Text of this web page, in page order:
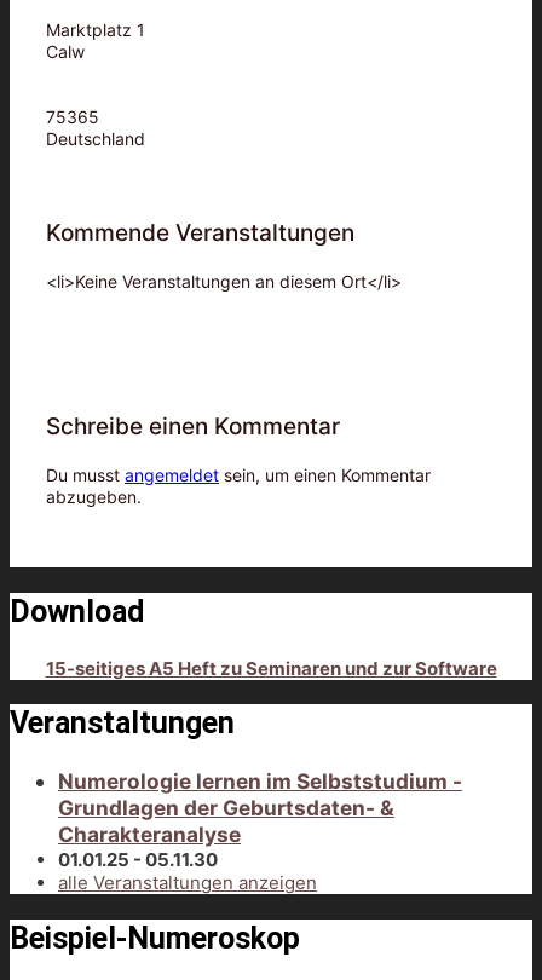
Marktplatz 1
Calw
75365
Deutschland
Kommende Veranstaltungen
<li>Keine Veranstaltungen an diesem Ort</li>
Schreibe einen Kommentar
Du musst angemeldet sein, um einen Kommentar
abzugeben.
Download
15-seitiges A5 Heft zu Seminaren und zur Software
Veranstaltungen
Numerologie lernen im Selbststudium -
Grundlagen der Geburtsdaten- &
Charakteranalyse
01.01.25 - 05.11.30
alle Veranstaltungen anzeigen
Beispiel-Numeroskop